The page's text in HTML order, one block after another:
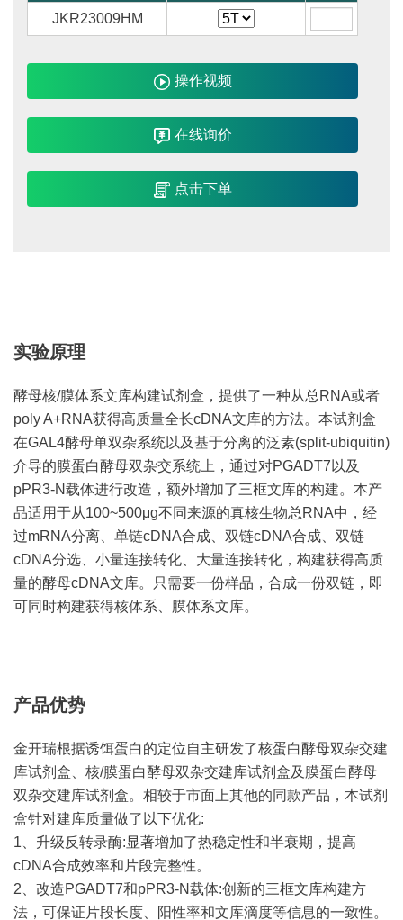
JKR23009HM
操作视频
在线询价
点击下单
实验原理
酵母核/膜体系文库构建试剂盒，提供了一种从总RNA或者
poly A+RNA获得高质量全长cDNA文库的方法。本试剂盒
在GAL4酵母单双杂系统以及基于分离的泛素(split-ubiquitin)
介导的膜蛋白酵母双杂交系统上，通过对PGADT7以及
pPR3-N载体进行改造，额外增加了三框文库的构建。本产
品适用于从100~500μg不同来源的真核生物总RNA中，经
过mRNA分离、单链cDNA合成、双链cDNA合成、双链
cDNA分选、小量连接转化、大量连接转化，构建获得高质
量的酵母cDNA文库。只需要一份样品，合成一份双链，即
可同时构建获得核体系、膜体系文库。
产品优势
金开瑞根据诱饵蛋白的定位自主研发了核蛋白酵母双杂交建
库试剂盒、核/膜蛋白酵母双杂交建库试剂盒及膜蛋白酵母
双杂交建库试剂盒。相较于市面上其他的同款产品，本试剂
盒针对建库质量做了以下优化:
1、升级反转录酶:显著增加了热稳定性和半衰期，提高
cDNA合成效率和片段完整性。
2、改造PGADT7和pPR3-N载体:创新的三框文库构建方
法，可保证片段长度、阳性率和文库滴度等信息的一致性。